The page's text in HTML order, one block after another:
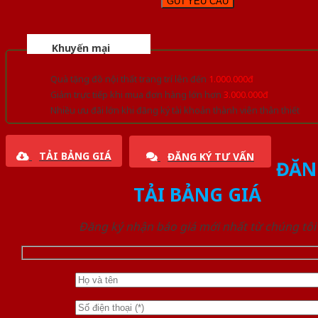
Khuyến mại
Quà tặng đồ nội thất trang trí lên đến 1.000.000đ
Giảm trực tiếp khi mua đơn hàng lớn hơn 3.000.000đ
Nhiều ưu đãi lớn khi đăng ký tài khoản thành viên thân thiết
TẢI BẢNG GIÁ ĐĂNG KÝ TƯ VẤN
TẢI BẢNG GIÁ
Đăng ký nhận báo giá mới nhất từ chúng tôi